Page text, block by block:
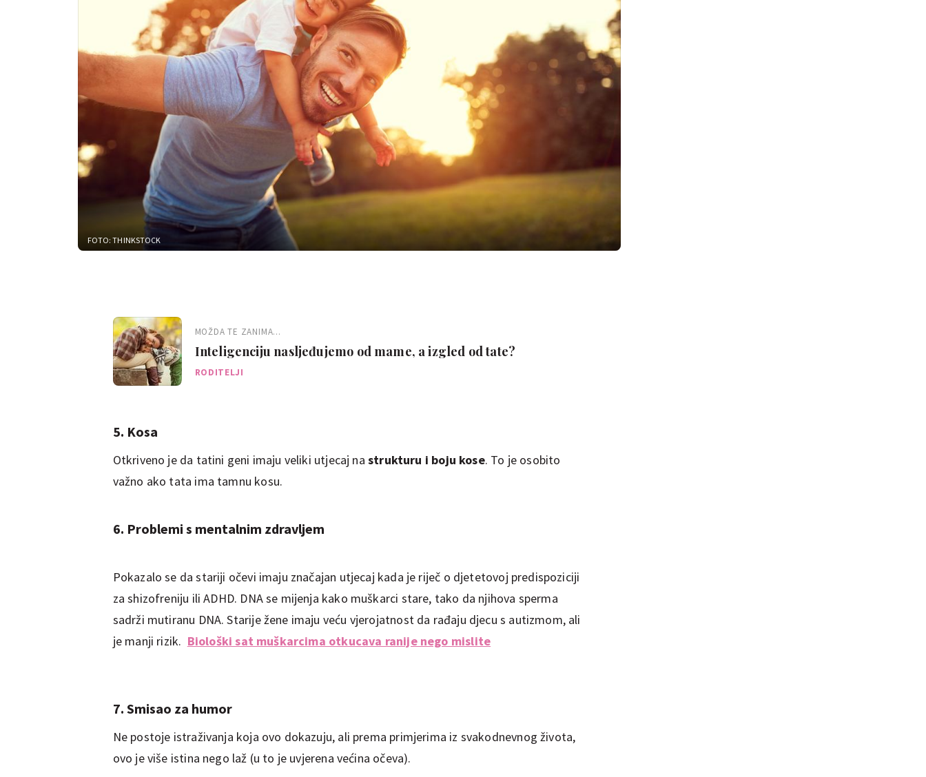
FOTO: THINKSTOCK
MOŽDA TE ZANIMA...
Inteligenciju nasljeđujemo od mame, a izgled od tate?
RODITELJI
5. Kosa
Otkriveno je da tatini geni imaju veliki utjecaj nastrukturu i boju kose. To je osobito
važno ako tata ima tamnu kosu.
6. Problemi s mentalnim zdravljem
Pokazalo se da stariji očevi imaju značajan utjecaj kada je riječ o djetetovoj predispoziciji
za shizofreniju ili ADHD. DNA se mijenja kako muškarci stare, tako da njihova sperma
sadrži mutiranu DNA. Starije žene imaju veću vjerojatnost da rađaju djecu s autizmom, ali
je manji rizik. Biološki sat muškarcima otkucava ranije nego mislite
7. Smisao za humor
Ne postoje istraživanja koja ovo dokazuju, ali prema primjerima iz svakodnevnog života,
ovo je više istina nego laž (u to je uvjerena većina očeva).